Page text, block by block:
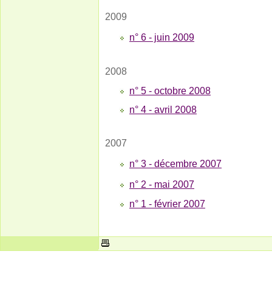
2009
n° 6 - juin 2009
2008
n° 5 - octobre 2008
n° 4 - avril 2008
2007
n° 3 - décembre 2007
n° 2 - mai 2007
n° 1 - février 2007